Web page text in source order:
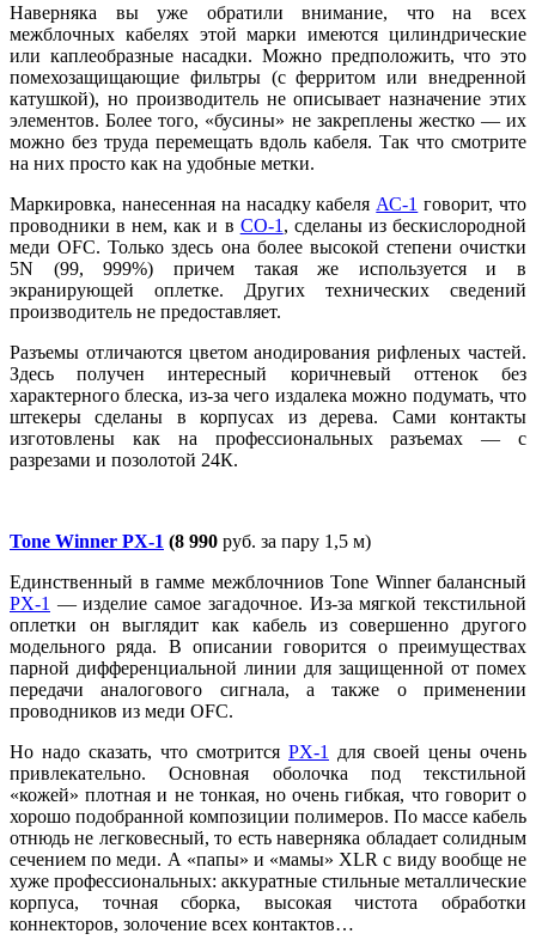
Наверняка вы уже обратили внимание, что на всех
межблочных кабелях этой марки имеются цилиндрические
или каплеобразные насадки. Можно предположить, что это
помехозащищающие фильтры (с ферритом или внедренной
катушкой), но производитель не описывает назначение этих
элементов. Более того, «бусины» не закреплены жестко — их
можно без труда перемещать вдоль кабеля. Так что смотрите
на них просто как на удобные метки.
Маркировка, нанесенная на насадку кабеля АС-1 говорит, что
проводники в нем, как и в CO-1 , сделаны из бескислородной
меди OFC. Только здесь она более высокой степени очистки
5N (99, 999%) причем такая же используется и в
экранирующей оплетке. Других технических сведений
производитель не предоставляет.
Разъемы отличаются цветом анодирования рифленых частей.
Здесь получен интересный коричневый оттенок без
характерного блеска, из-за чего издалека можно подумать, что
штекеры сделаны в корпусах из дерева. Сами контакты
изготовлены как на профессиональных разъемах — с
разрезами и позолотой 24К.
Tone Winner PX-1 (8 990 руб. за пару 1,5 м)
Единственный в гамме межблочниов Tone Winner балансный
PX-1 — изделие самое загадочное. Из-за мягкой текстильной
оплетки он выглядит как кабель из совершенно другого
модельного ряда. В описании говорится о преимуществах
парной дифференциальной линии для защищенной от помех
передачи аналогового сигнала, а также о применении
проводников из меди OFC.
Но надо сказать, что смотрится PX-1
для своей цены очень
привлекательно. Основная оболочка под текстильной
«кожей» плотная и не тонкая, но очень гибкая, что говорит о
хорошо подобранной композиции полимеров. По массе кабель
отнюдь не легковесный, то есть наверняка обладает солидным
сечением по меди. А «папы» и «мамы» XLR с виду вообще не
хуже профессиональных: аккуратные стильные металлические
корпуса, точная сборка, высокая чистота обработки
коннекторов, золочение всех контактов…